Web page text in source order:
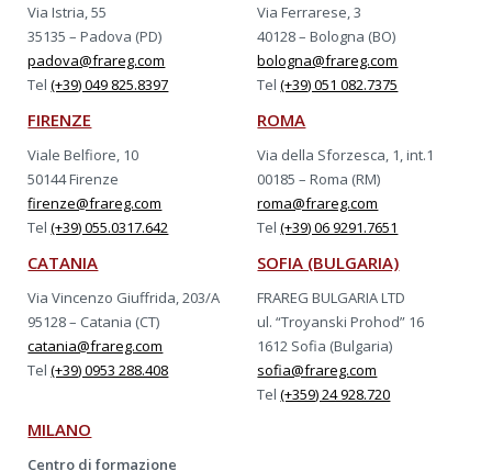
Via Istria, 55
35135 – Padova (PD)
padova@frareg.com
Tel(+39) 049 825.8397
Via Ferrarese, 3
40128 – Bologna (BO)
bologna@frareg.com
Tel(+39) 051 082.7375
FIRENZE
Viale Belfiore, 10
50144 Firenze
firenze@frareg.com
Tel(+39) 055.0317.642
ROMA
Via della Sforzesca, 1, int.1
00185 – Roma (RM)
roma@frareg.com
Tel(+39) 06 9291.7651
CATANIA
Via Vincenzo Giuffrida, 203/A
95128 – Catania (CT)
catania@frareg.com
Tel(+39) 0953 288.408
SOFIA (BULGARIA)
FRAREG BULGARIA LTD
ul. “Troyanski Prohod” 16
1612 Sofia (Bulgaria)
sofia@frareg.com
Tel(+359) 24 928.720
MILANO
Centro di formazione